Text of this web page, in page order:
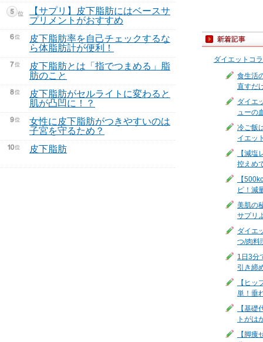
ダイエットコ
食生活
直すだ
ダイエ
ューの
冷ご飯
イエッ
【減
控えめ
【
ピ！減
美肌の
サプリ
ダイエ
つ/肉料
1日3分
引き締
【ヒ
単！垂
【基
トがは
【脚
【サプリ】皮下脂肪にはベースサ
プリメントがおすすめ
皮下脂肪率を自己チェックするな
ら体脂肪計が便利！
皮下脂肪とは「指でつまめる」脂
肪のこと
皮下脂肪がセルライトに変わると
肌が凸凹に！？
女性に皮下脂肪がつきやすいのは
子宮を守るため？
皮下脂肪